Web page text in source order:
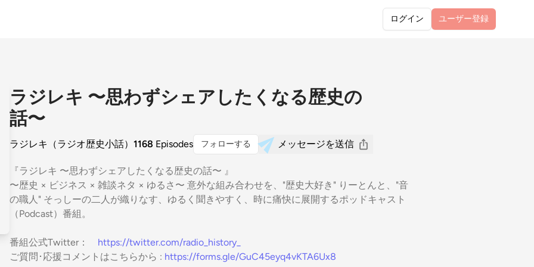
ログイン ユーザー登録
ラジレキ 〜思わずシェアしたくなる歴史の
話〜
ラジレキ（ラジオ歴史小話） 1168 Episodes フォローする メッセージを送信
『ラジレキ 〜思わずシェアしたくなる歴史の話〜 』
〜歴史 × ビジネス × 雑談ネタ × ゆるさ〜 意外な組み合わせを、"歴史大好き" りーとんと、"音
の職人" そっしーの二人が織りなす、ゆるく聞きやすく、時に痛快に展開するポッドキャスト
（Podcast）番組。
番組公式Twitter： https://twitter.com/radio_history_
ご質問･応援コメントはこちらから : https://forms.gle/GuC45eyq4vKTA6Ux8